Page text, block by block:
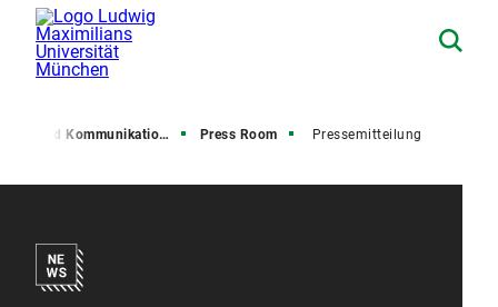
und Kommunikation (PuK) Press Room Pressemitteilung